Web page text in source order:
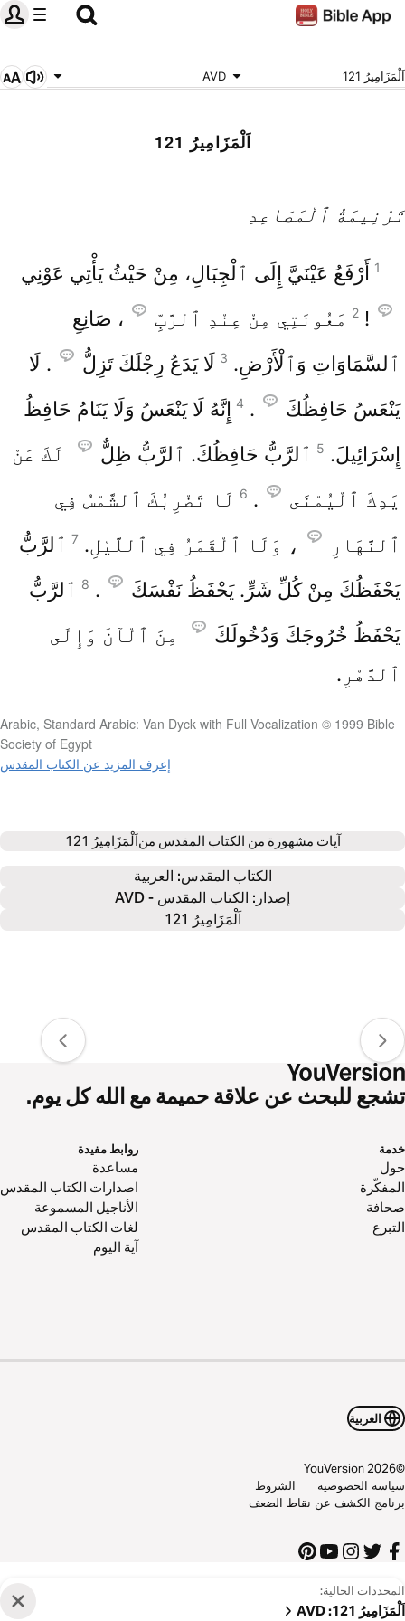
اَلْمَزَامِيرُ 121 AVD
اَلْمَزَامِيرُ 121
تَرْنِيمَةُ ٱلْمَصَاعِدِ
1 أَرْفَعُ عَيْنَيَّ إِلَى ٱلْجِبَالِ، مِنْ حَيْثُ يَأْتِي عَوْنِي
!
2 مَعُونَتِي مِنْ عِنْدِ ٱلرَّبِّ
، صَانِعِ
ٱلسَّمَاوَاتِ وَٱلْأَرْضِ. 3 لَا يَدَعُ رِجْلَكَ تَزِلُّ
. لَا
يَنْعَسُ حَافِظُكَ
.
4 إِنَّهُ لَا يَنْعَسُ وَلَا يَنَامُ حَافِظُ
إِسْرَائِيلَ. 5 ٱلرَّبُّ حَافِظُكَ. ٱلرَّبُّ ظِلٌّ
لَكَ عَنْ
يَدِكَ ٱلْيُمْنَى
.
6 لَا تَضْرِبُكَ ٱلشَّمْسُ فِي
ٱلنَّهَارِ
، وَلَا ٱلْقَمَرُ فِي ٱللَّيْلِ. 7 ٱلرَّبُّ
يَحْفَظُكَ مِنْ كُلِّ شَرٍّ. يَحْفَظُ نَفْسَكَ
.
8 ٱلرَّبُّ
يَحْفَظُ خُرُوجَكَ وَدُخُولَكَ
مِنَ ٱلْآنَ وَإِلَى
ٱلدَّهْرِ.
المحددات الحالية:
اَلْمَزَامِيرُ 121 :
AVD
Arabic, Standard Arabic: Van Dyck with Full Vocalization © 1999 Bible
Society of Egypt
إعرف المزيد عن الكتاب المقدس
آيات مشهورة من الكتاب المقدس مناَلْمَزَامِيرُ 121
الكتاب المقدس: العربية
إصدار: الكتاب المقدس - AVD
اَلْمَزَامِيرُ 121
تشجع للبحث عن علاقة حميمة مع الله كل يوم.
خدمة
حول‌
المفكّرة
صحافة
التبرع
روابط مفيدة
مساعدة
اصدارات الكتاب المقدس
الأناجيل المسموعة
لغات الكتاب المقدس
آية اليوم
العربية
©
2026
YouVersion
سياسة الخصوصية
الشروط
برنامج الكشف عن نقاط الضعف